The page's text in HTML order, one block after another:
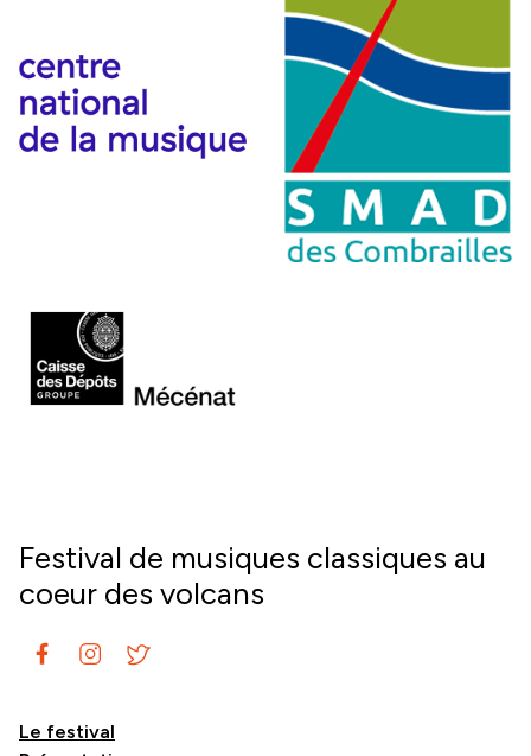
Festival de musiques classiques au
coeur des volcans
Le festival